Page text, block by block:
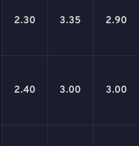
2.30 3.35 2.90
2.40 3.00 3.00